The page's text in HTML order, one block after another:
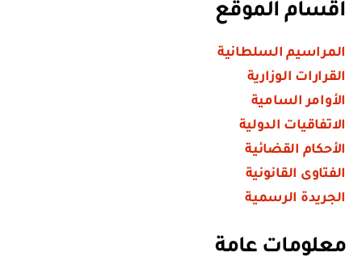
أقسام الموقع
المراسيم السلطانية
القرارات الوزارية
الأوامر السامية
الاتفاقيات الدولية
الأحكام القضائية
الفتاوى القانونية
الجريدة الرسمية
معلومات عامة